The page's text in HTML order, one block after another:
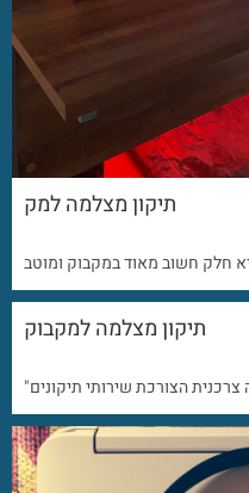
תיקון מצלמה למק
תיקון מצלמה למקבוק